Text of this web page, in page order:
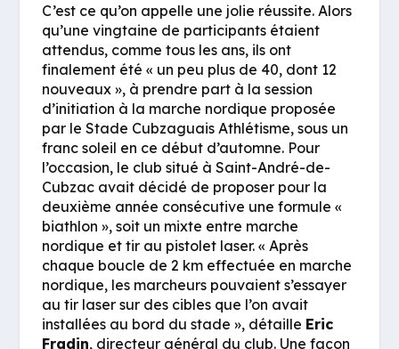
C’est ce qu’on appelle une jolie réussite. Alors
qu’une vingtaine de participants étaient
attendus, comme tous les ans, ils ont
finalement été « un peu plus de 40, dont 12
nouveaux », à prendre part à la session
d’initiation à la marche nordique proposée
par le Stade Cubzaguais Athlétisme, sous un
franc soleil en ce début d’automne. Pour
l’occasion, le club situé à Saint-André-de-
Cubzac avait décidé de proposer pour la
deuxième année consécutive une formule «
biathlon », soit un mixte entre marche
nordique et tir au pistolet laser. « Après
chaque boucle de 2 km effectuée en marche
nordique, les marcheurs pouvaient s’essayer
au tir laser sur des cibles que l’on avait
installées au bord du stade », détaille Eric
Fradin, directeur général du club. Une façon